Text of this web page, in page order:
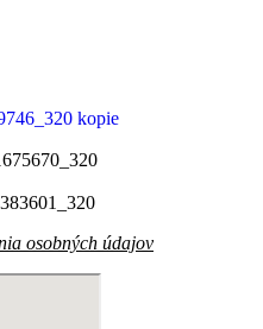
osobných údajov